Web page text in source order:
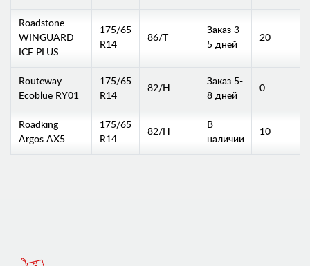
Roadstone
WINGUARD
ICE PLUS
175/65
R14
86/T
Заказ 3-
5 дней
20
Routeway
Ecoblue RY01
175/65
R14
82/H
Заказ 5-
8 дней
0
Roadking
Argos AX5
175/65
R14
82/H
В
наличии
10